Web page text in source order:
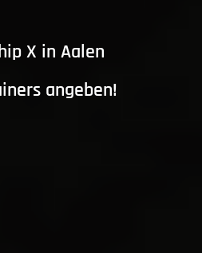
X in Aalen
angeben!